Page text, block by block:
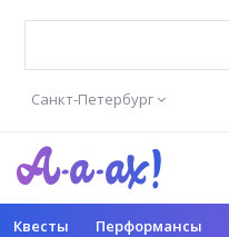
Санкт-Петербург
Квесты Перформансы